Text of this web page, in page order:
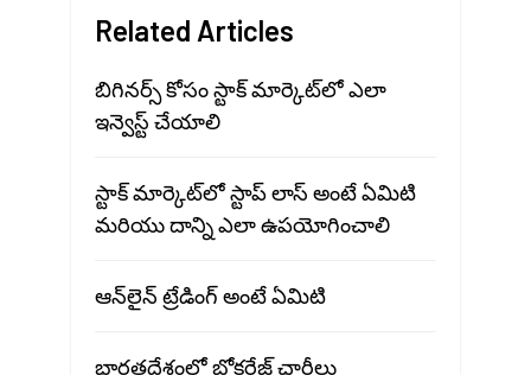
Related Articles
బిగినర్స్ కోసం స్టాక్ మార్కెట్‍లో ఎలా
ఇన్వెస్ట్ చేయాలి
స్టాక్ మార్కెట్‍లో స్టాప్ లాస్ అంటే ఏమిటి
మరియు దాన్ని ఎలా ఉపయోగించాలి
ఆన్‌లైన్ ట్రేడింగ్ అంటే ఏమిటి
భారతదేశంలో బ్రోకరేజ్ ఛార్జీలు